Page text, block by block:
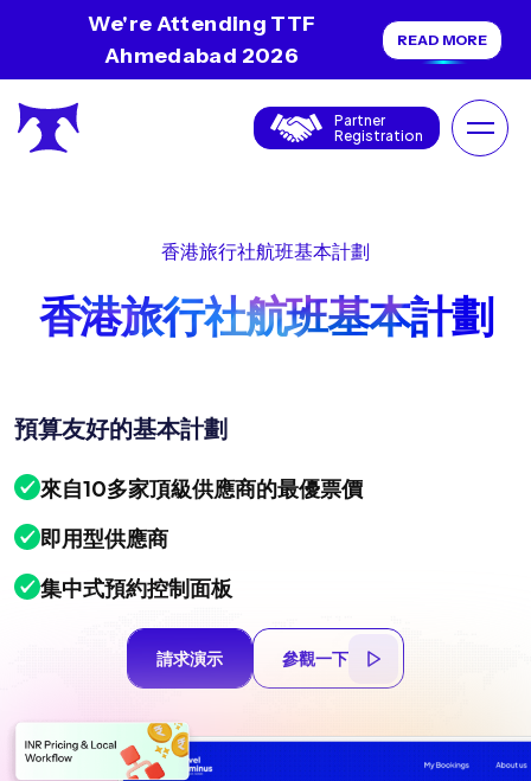
We're Attending TTF
Ahmedabad 2026
READ MORE
Partner
Registration
香港旅行社航班基本計劃
香港旅行社航班基本計劃
預算友好的基本計劃
來自10多家頂級供應商的最優票價
即用型供應商
集中式預約控制面板
請求演示 參觀一下